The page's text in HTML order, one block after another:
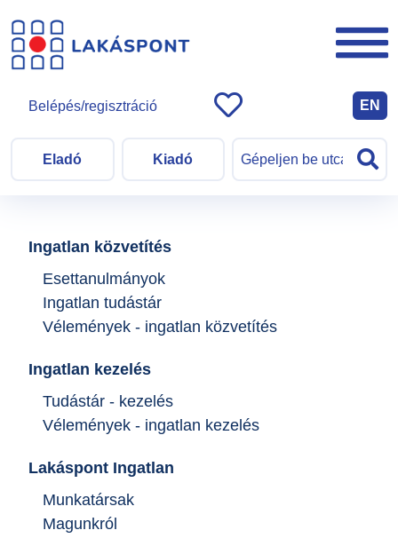
Eladó Kiadó
Belépés/regisztráció EN
Ingatlan közvetítés
Esettanulmányok
Ingatlan tudástár
Vélemények - ingatlan közvetítés
Ingatlan kezelés
Tudástár - kezelés
Vélemények - ingatlan kezelés
Lakáspont Ingatlan
Munkatársak
Magunkról